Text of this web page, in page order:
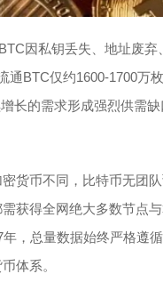
因私钥丢失、地址废
通BTC仅约1600-1700万
长的需求形成强烈供需
货币不同，比特币无团
获得全网绝大多数节点
，总量数据始终严格遵
体系。